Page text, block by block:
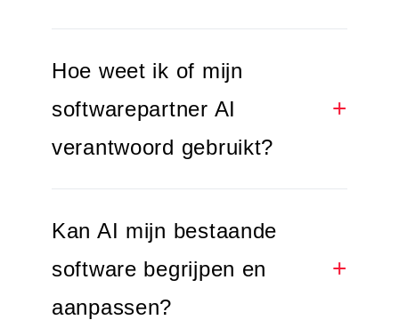
Hoe weet ik of mijn
softwarepartner AI
verantwoord gebruikt?
Kan AI mijn bestaande
software begrijpen en
aanpassen?